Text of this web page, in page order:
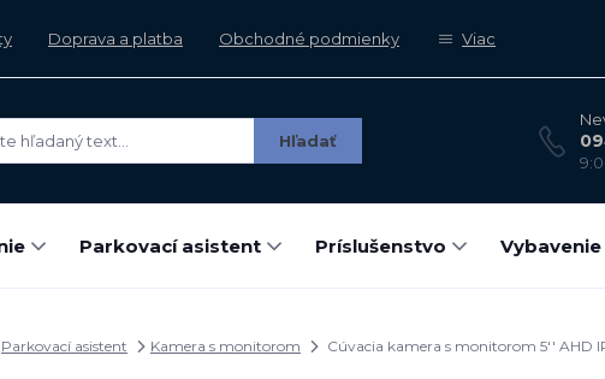
Doprava a platba Obchodné podmienky Viac
Hľadať
Parkovací asistent Príslušenstvo
Parkovací asistent Kamera s monitorom Cúvacia kamera s monitorom 5'' AHD